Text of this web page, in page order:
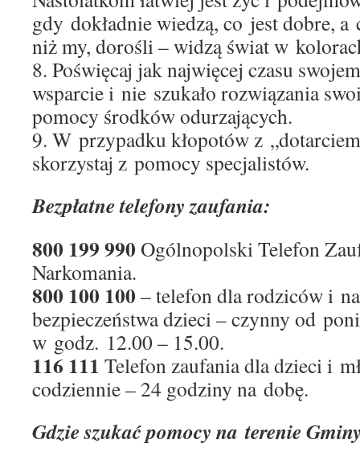
gdy dokładnie wiedzą, co jest dobre, a
niż my, dorośli – widzą świat w
8. Poświęcaj jak najwięcej czasu
wsparcie i nie szukało rozwiązania
pomocy środków odurzających.
9. W przypadku kłopotów z
skorzystaj z pomocy specjalistów.
Bezpłatne telefony zaufania:
800 199 990 Ogólnopolski Telefon
Narkomania.
800 100 100 – telefon dla rodziców i
bezpieczeństwa dzieci – czynny od
w godz. 12.00 – 15.00.
116 111 Telefon zaufania dla dzieci i
codziennie – 24 godziny na dobę.
Gdzie szukać pomocy na terenie